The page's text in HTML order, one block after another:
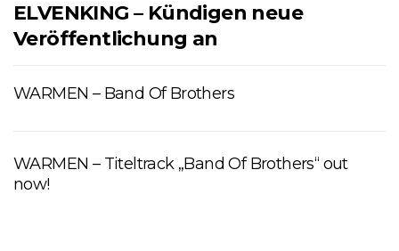
ELVENKING – Kündigen neue
Veröffentlichung an
WARMEN – Band Of Brothers
WARMEN – Titeltrack „Band Of Brothers“ out
now!